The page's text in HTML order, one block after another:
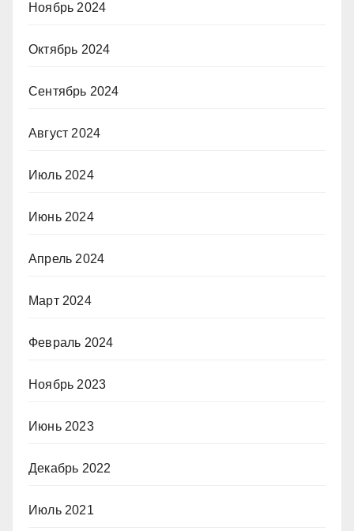
Ноябрь 2024
Октябрь 2024
Сентябрь 2024
Август 2024
Июль 2024
Июнь 2024
Апрель 2024
Март 2024
Февраль 2024
Ноябрь 2023
Июнь 2023
Декабрь 2022
Июль 2021